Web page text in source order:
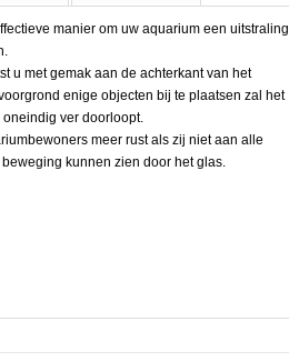
manier om uw aquarium een uitstraling
u met gemak aan de achterkant van het
enige objecten bij te plaatsen zal het
ver doorloopt.
meer rust als zij niet aan alle
kunnen zien door het glas.